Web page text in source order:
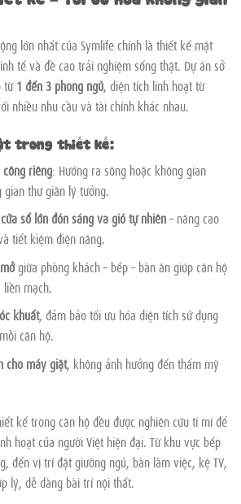
lớn nhất của Symlife chính là thiết kế mặt
tế và đề cao trải nghiệm sống thật. Dự án sở
từ1 đến 3 phòng ngủ, diện tích linh hoạt từ
nhiều nhu cầu và tài chính khác nhau.
trong thiết kế:
riêng: Hướng ra sông hoặc không gian
thư giãn lý tưởng.
sổ lớn đón sáng và gió tự nhiên– nâng cao
tiết kiệm điện năng.
giữa phòng khách – bếp – bàn ăn giúp căn hộ
mạch.
khuất, đảm bảo tối ưu hóa diện tích sử dụng
căn hộ.
cho máy giặt, không ảnh hưởng đến thẩm mỹ
kế trong căn hộ đều được nghiên cứu tỉ mỉ để
hoạt của người Việt hiện đại. Từ khu vực bếp
đến vị trí đặt giường ngủ, bàn làm việc, kệ TV,
lý, dễ dàng bài trí nội thất.